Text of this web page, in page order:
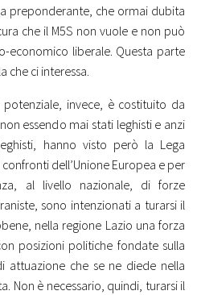
preponderante, che ormai dubita
che il M5S non vuole e non può
economico liberale. Questa parte
che ci interessa.
invece, è costituito da
essendo mai stati leghisti e anzi
hanno visto però la Lega
dell’Unione Europea e per
al livello nazionale, di forze
sono intenzionati a turarsi il
nella regione Lazio una forza
posizioni politiche fondate sulla
attuazione che se ne diede nella
Non è necessario, quindi, turarsi il